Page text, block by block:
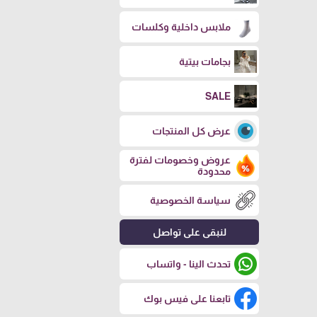
ملابس داخلية وكلسات
بجامات بيتية
SALE
عرض كل المنتجات
عروض وخصومات لفترة
محدودة
سياسة الخصوصية
لنبقى على تواصل
تحدث الينا - واتساب
تابعنا على فيس بوك